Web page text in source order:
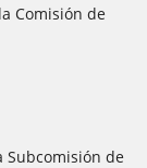
Comisión de
Subcomisión de